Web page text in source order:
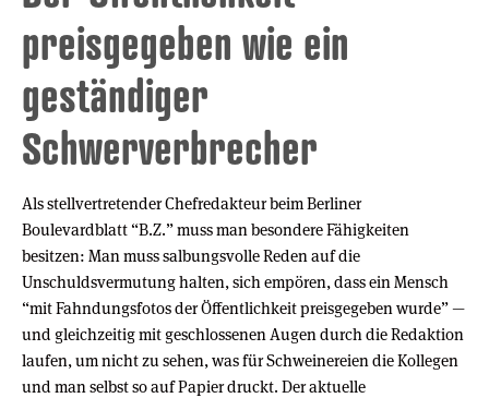
preisgegeben wie ein
geständiger
Schwerverbrecher
Als stellvertretender Chefredakteur beim Berliner
Boulevardblatt “B.Z.” muss man besondere Fähigkeiten
besitzen: Man muss salbungsvolle Reden auf die
Unschuldsvermutung halten, sich empören, dass ein Mensch
“mit Fahndungsfotos der Öffentlichkeit preisgegeben wurde” —
und gleichzeitig mit geschlossenen Augen durch die Redaktion
laufen, um nicht zu sehen, was für Schweinereien die Kollegen
und man selbst so auf Papier druckt. Der aktuelle